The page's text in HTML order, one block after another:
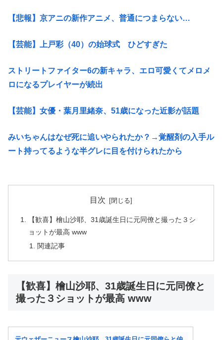
【悲報】京アニの新作アニメ、普通につまらない…
【芸能】上戸彩（40）の始球式 ひどすぎた
ストリートファイター6の新キャラ、エロ可愛くてメロメ
ロになるプレイヤーが続出
【芸能】女優・葉月里緒奈、51歳になった近影が話題
みいちゃんはなぜ死に追いやられたか？→覚醒剤の入手ル
ート持ってるような半グレに目を付けられたから
目次
【歓喜】檜山沙耶、31歳誕生日に元同僚と撮った３シ
ョットが最高 www
関連記事
【歓喜】檜山沙耶、31歳誕生日に元同僚と
撮った３ショットが最高 www